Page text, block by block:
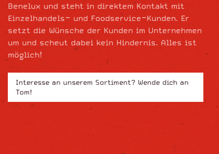
Benelux und steht in direktem Kontakt mit
Einzelhandels- und Foodservice-Kunden. Er
setzt die Wünsche der Kunden im Unternehmen
um und scheut dabei kein Hindernis. Alles ist
möglich!
Interesse an unserem Sortiment? Wende dich an
Tom!